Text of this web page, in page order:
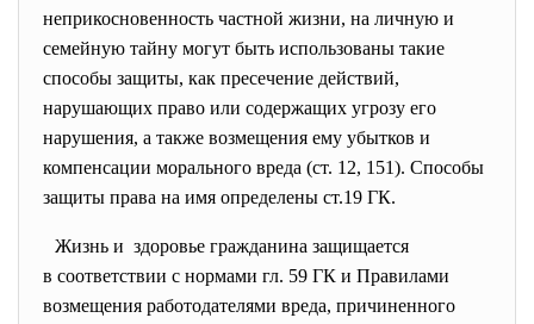
неприкосновенность частной жизни, на личную и
семейную тайну могут быть использованы такие
способы защиты, как пресечение действий,
нарушающих право или содержащих угрозу его
нарушения, а также возмещения ему убытков и
компенсации морального вреда (ст. 12, 151). Способы
защиты права на имя определены ст.19 ГК.
Жизнь и здоровье гражданина защищается
в соответствии с нормами гл. 59 ГК и Правилами
возмещения работодателями вреда, причиненного